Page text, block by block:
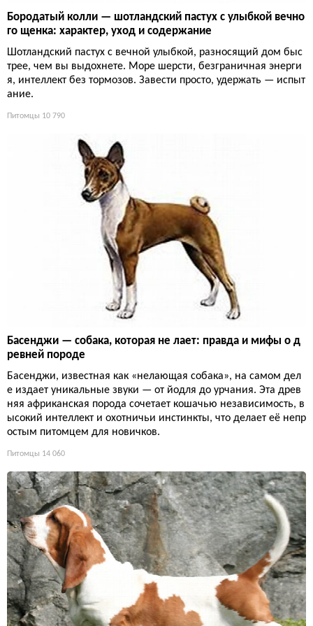
Бородатый колли — шотландский пастух с улыбкой вечно
го щенка: характер, уход и содержание
Шотландский пастух с вечной улыбкой, разносящий дом быс
трее, чем вы выдохнете. Море шерсти, безграничная энерги
я, интеллект без тормозов. Завести просто, удержать — испыт
ание.
Питомцы 10 790
Басенджи — собака, которая не лает: правда и мифы о д
ревней породе
Басенджи, известная как «нелающая собака», на самом дел
е издает уникальные звуки — от йодля до урчания. Эта древ
няя африканская порода сочетает кошачью независимость, в
ысокий интеллект и охотничьи инстинкты, что делает её непр
остым питомцем для новичков.
Питомцы 14 060